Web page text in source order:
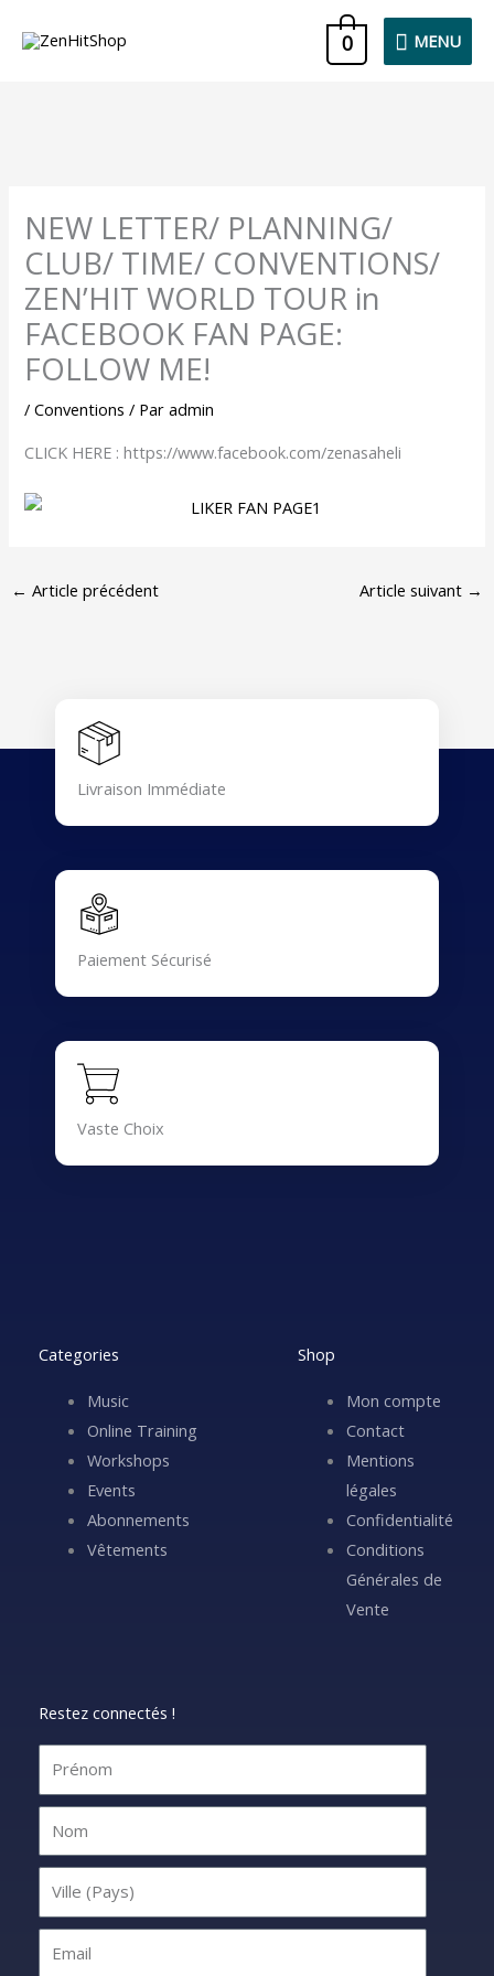
MENU
MENU
0
NEW LETTER/ PLANNING/
CLUB/ TIME/ CONVENTIONS/
ZEN’HIT WORLD TOUR in
FACEBOOK FAN PAGE:
FOLLOW ME!
/Conventions / Paradmin
CLICK HERE : https://www.facebook.com/zenasaheli
← Article précédent Article suivant →
Livraison Immédiate
Paiement Sécurisé
Vaste Choix
Categories
Music
Online Training
Workshops
Events
Abonnements
Vêtements
Shop
Mon compte
Contact
Mentions
légales
Confidentialité
Conditions
Générales de
Vente
Restez connectés !